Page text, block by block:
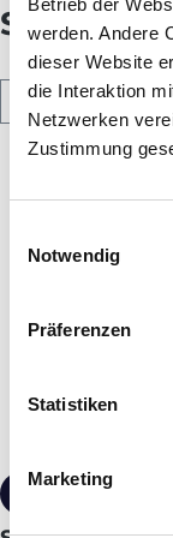
werden. Andere
dieser Website
die Interaktion
Netzwerken
Zustimmung
Notwendig
Präferenzen
Statistiken
Marketing
Self
€149.00*